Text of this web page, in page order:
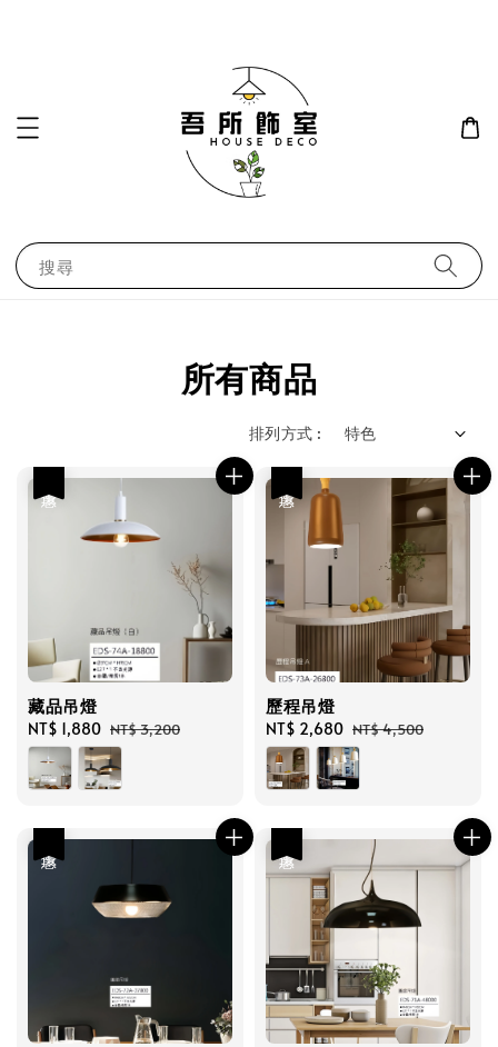
搜尋
所有商品
排列方式 :
藏品吊燈
Sale
price
NT$ 1,880 Regular
price
NT$ 3,200
歷程吊燈
Sale
price
NT$ 2,680 Regular
price
NT$ 4,500